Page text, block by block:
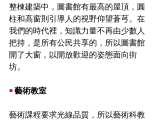
整棟建築中，圖書館有最高的屋頂，圓
柱和高窗則引導人的視野仰望蒼芎。在
我們的時代裡，知識力量不再由少數人
把持，是所有公民共享的，所以圖書館
開了大窗，以開放歡迎的姿態面向街
坊。
￭ 藝術教室
藝術課程要求光線品質，所以藝術科教